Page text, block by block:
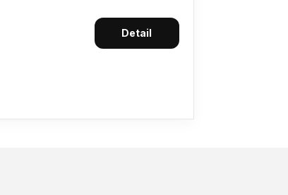
Detail